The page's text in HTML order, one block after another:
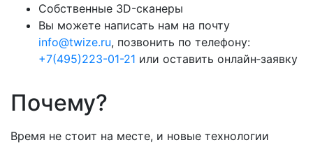
Собственные 3D-сканеры
Вы можете написать нам на почту
info@twize.ru, позвонить по телефону:
+7(495)223-01-21 или оставить онлайн‑заявку
Почему?
Время не стоит на месте, и новые технологии